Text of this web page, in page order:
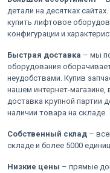
детали на десятках
купить лифтовое
конфигурации и
Быстрая доставка – мы
оборудования
неудобствами. Купив
нашем интернет-
доставка крупной партии
наличии товара на складе.
Собственный склад –
складе и более 5000
Низкие цены – прямые